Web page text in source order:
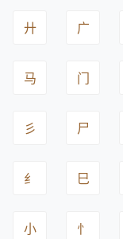
廾 广
马 门
彡 尸
纟 巳
小 忄